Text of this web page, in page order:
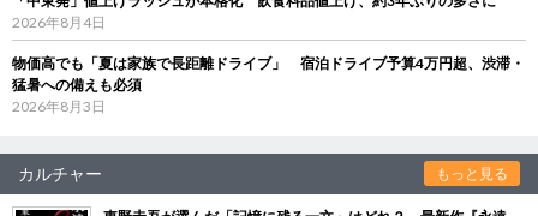
2026年8月4日
物価高でも「夏は家族で長距離ドライブ」 宿泊ドライブ予算4万円超、渋滞・
猛暑への備えも必須
2026年8月3日
カルチャー もっと見る